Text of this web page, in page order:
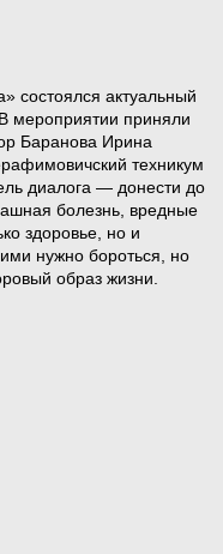
актуальный
мероприятии приняли
Баранова Ирина
техникум
диалога — донести до
болезнь, вредные
здоровье, но и
нужно бороться, но
образ жизни.